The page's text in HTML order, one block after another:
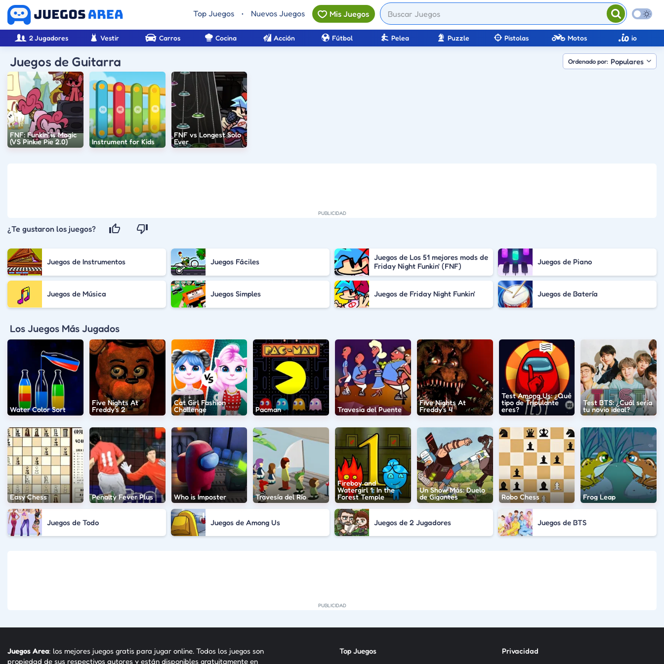
Top Juegos • Nuevos Juegos Mis Juegos
2 Jugadores Vestir Carros Cocina Acción Fútbol Pelea Puzzle Pistolas Motos io
Juegos de Guitarra Ordenado por: Populares
FNF: Funkin' is Magic
(VS Pinkie Pie 2.0)
Instrument for Kids
FNF vs Longest Solo
Ever
¿Te gustaron los juegos?
Juegos de Instrumentos Juegos Fáciles
Juegos de Los 51 mejores mods de
Friday Night Funkin' (FNF)
Juegos de Piano
Juegos de Música Juegos Simples Juegos de Friday Night Funkin' Juegos de Batería
Los Juegos Más Jugados
Water Color Sort
Five Nights At
Freddy's 2
Cat Girl Fashion
Challenge
Pacman Travesia del Puente
Five Nights At
Freddy's 4
Test Among Us: ¿Qué
tipo de Tripulante
eres?
Test BTS: ¿Cuál sería
tu novio ideal?
Easy Chess Penalty Fever Plus Who is Imposter Travesía del Río
Fireboy and
Watergirl 1: In the
Forest Temple
Un Show Más: Duelo
de Gigantes
Robo Chess Frog Leap
Juegos de Todo Juegos de Among Us Juegos de 2 Jugadores Juegos de BTS
Top Juegos
Privacidad
Juegos Area: los mejores juegos gratis para jugar online. Todos los juegos son
propiedad de sus respectivos autores y están disponibles gratuitamente en